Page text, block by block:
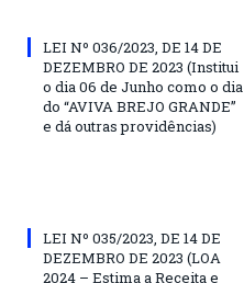
LEI Nº 036/2023, DE 14 DE
DEZEMBRO DE 2023 (Institui
o dia 06 de Junho como o dia
do “AVIVA BREJO GRANDE”
e dá outras providências)
LEI Nº 035/2023, DE 14 DE
DEZEMBRO DE 2023 (LOA
2024 – Estima a Receita e